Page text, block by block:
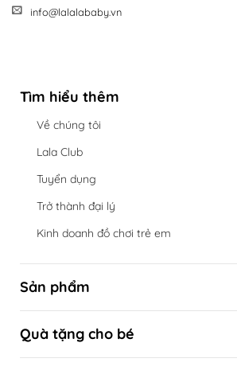
info@lalalababy.vn
Tìm hiểu thêm
Về chúng tôi
Lala Club
Tuyển dụng
Trở thành đại lý
Kinh doanh đồ chơi trẻ em
Sản phẩm
Hộp đồ chơi định kỳ theo cột mốc phát
Đồ chơi theo tuổi
Quà tặng cho bé
Combo ưu đãi